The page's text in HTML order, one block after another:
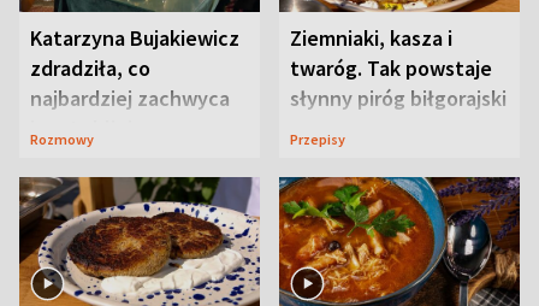
Katarzyna Bujakiewicz
zdradziła, co
najbardziej zachwyca
ją w Lublinie
Rozmowy
Ziemniaki, kasza i
twaróg. Tak powstaje
słynny piróg biłgorajski
Przepisy